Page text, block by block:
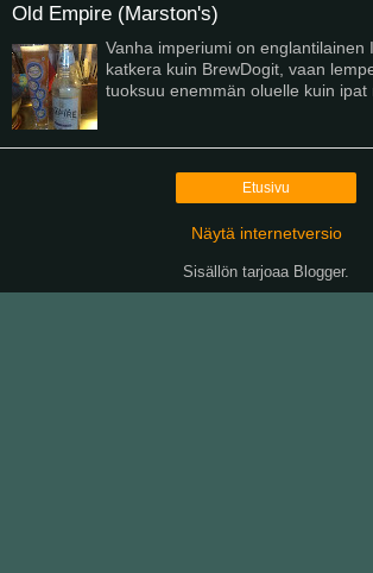
Old Empire (Marston's)
Vanha imperiumi on englantilainen
katkera kuin BrewDogit, vaan
tuoksuu enemmän oluelle kuin ipat
Etusivu
Näytä internetversio
Sisällön tarjoaa Blogger.